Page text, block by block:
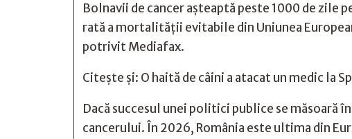
Bolnavii de cancer așteaptă peste 1000 de zile
rată a mortalității evitabile din Uniunea
potrivitMediafax.
Citește și: O haită de câini a atacat un medic la
Dacă succesul unei politici publice se
cancerului. În 2026, România este ultima din